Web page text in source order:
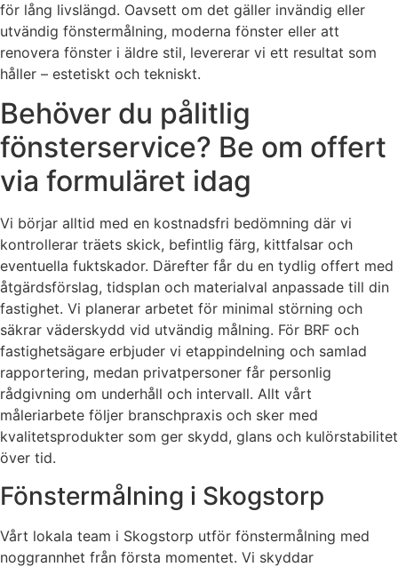
för lång livslängd. Oavsett om det gäller invändig eller
utvändig fönstermålning, moderna fönster eller att
renovera fönster i äldre stil, levererar vi ett resultat som
håller – estetiskt och tekniskt.
Behöver du pålitlig
fönsterservice? Be om offert
via formuläret idag
Vi börjar alltid med en kostnadsfri bedömning där vi
kontrollerar träets skick, befintlig färg, kittfalsar och
eventuella fuktskador. Därefter får du en tydlig offert med
åtgärdsförslag, tidsplan och materialval anpassade till din
fastighet. Vi planerar arbetet för minimal störning och
säkrar väderskydd vid utvändig målning. För BRF och
fastighetsägare erbjuder vi etappindelning och samlad
rapportering, medan privatpersoner får personlig
rådgivning om underhåll och intervall. Allt vårt
måleriarbete följer branschpraxis och sker med
kvalitetsprodukter som ger skydd, glans och kulörstabilitet
över tid.
Fönstermålning i Skogstorp
Vårt lokala team i Skogstorp utför fönstermålning med
noggrannhet från första momentet. Vi skyddar